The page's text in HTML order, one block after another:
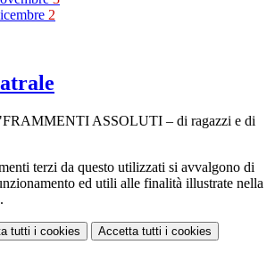
2
"FRAMMENTI ASSOLUTI – di ragazzi e di
terzi da questo utilizzati si avvalgono di
ed utili alle finalità illustrate nella
.
tutti i cookies Accetta tutti i cookies